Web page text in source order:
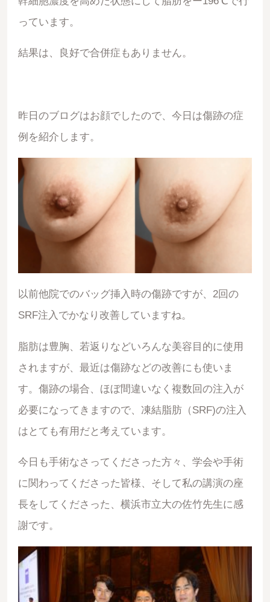
っています。
結果は、良好で合併症もありません。
昨日のブログはお顔でしたので、今日は傷跡の症
例を紹介します。
以前他院でのバッグ挿入時の傷跡ですが、2回の
SRF注入でかなり改善していますね。
脂肪は豊胸、若返りなどいろんな美容目的に使用
されますが、最近は傷跡などの改善にも使いま
す。傷跡の場合、ほぼ間違いなく複数回の注入が
必要になってきますので、凍結脂肪（SRF)の注入
はとても有用だと考えています。
今日も手術なさってくださった方々、学会や手術
に関わってくださった皆様、そして私の講演の座
長をしてくださった、横浜市立大の佐竹先生に感
謝です。